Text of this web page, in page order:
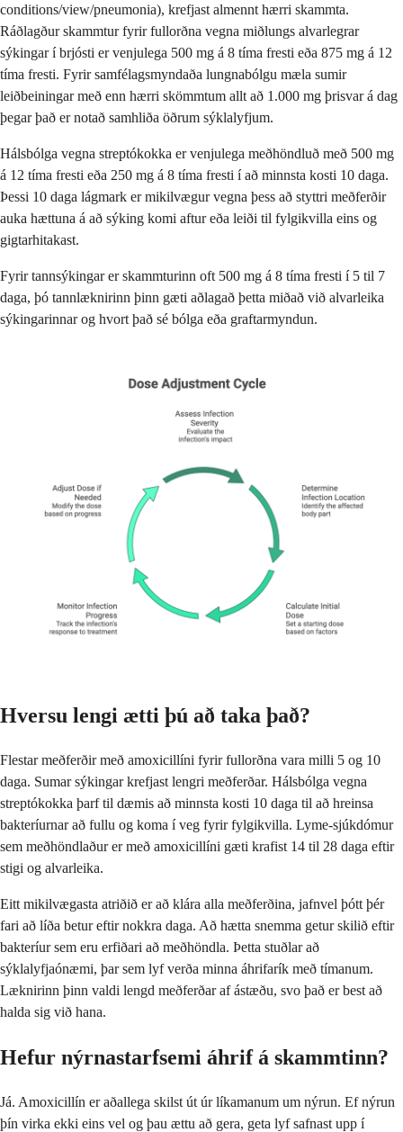
conditions/view/pneumonia), krefjast almennt hærri skammta.
Ráðlagður skammtur fyrir fullorðna vegna miðlungs alvarlegrar
sýkingar í brjósti er venjulega 500 mg á 8 tíma fresti eða 875 mg á 12
tíma fresti. Fyrir samfélagsmyndaða lungnabólgu mæla sumir
leiðbeiningar með enn hærri skömmtum allt að 1.000 mg þrisvar á dag
þegar það er notað samhliða öðrum sýklalyfjum.
Hálsbólga vegna streptókokka er venjulega meðhöndluð með 500 mg
á 12 tíma fresti eða 250 mg á 8 tíma fresti í að minnsta kosti 10 daga.
Þessi 10 daga lágmark er mikilvægur vegna þess að styttri meðferðir
auka hættuna á að sýking komi aftur eða leiði til fylgikvilla eins og
gigtarhitakast.
Fyrir tannsýkingar er skammturinn oft 500 mg á 8 tíma fresti í 5 til 7
daga, þó tannlæknirinn þinn gæti aðlagað þetta miðað við alvarleika
sýkingarinnar og hvort það sé bólga eða graftarmyndun.
Hversu lengi ætti þú að taka það?
Flestar meðferðir með amoxicillíni fyrir fullorðna vara milli 5 og 10
daga. Sumar sýkingar krefjast lengri meðferðar. Hálsbólga vegna
streptókokka þarf til dæmis að minnsta kosti 10 daga til að hreinsa
bakteríurnar að fullu og koma í veg fyrir fylgikvilla. Lyme-sjúkdómur
sem meðhöndlaður er með amoxicillíni gæti krafist 14 til 28 daga eftir
stigi og alvarleika.
Eitt mikilvægasta atriðið er að klára alla meðferðina, jafnvel þótt þér
fari að líða betur eftir nokkra daga. Að hætta snemma getur skilið eftir
bakteríur sem eru erfiðari að meðhöndla. Þetta stuðlar að
sýklalyfjaónæmi, þar sem lyf verða minna áhrifarík með tímanum.
Læknirinn þinn valdi lengd meðferðar af ástæðu, svo það er best að
halda sig við hana.
Hefur nýrnastarfsemi áhrif á skammtinn?
Já. Amoxicillín er aðallega skilst út úr líkamanum um nýrun. Ef nýrun
þín virka ekki eins vel og þau ættu að gera, geta lyf safnast upp í